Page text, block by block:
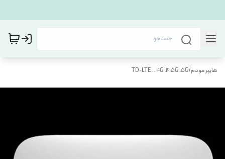
هایپر مودم/
TD-LTE. . 4G .4.5G .5G